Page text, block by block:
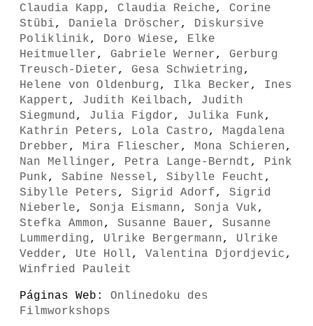
Claudia Kapp, Claudia Reiche, Corine
Stübi, Daniela Dröscher, Diskursive
Poliklinik, Doro Wiese, Elke
Heitmueller, Gabriele Werner, Gerburg
Treusch-Dieter, Gesa Schwietring,
Helene von Oldenburg, Ilka Becker, Ines
Kappert , Judith Keilbach, Judith
Siegmund, Julia Figdor, Julika Funk,
Kathrin Peters, Lola Castro, Magdalena
Drebber, Mira Fliescher, Mona Schieren,
Nan Mellinger, Petra Lange-Berndt , Pink
Punk, Sabine Nessel, Sibylle Feucht ,
Sibylle Peters, Sigrid Adorf, Sigrid
Nieberle, Sonja Eismann, Sonja Vuk,
Stefka Ammon, Susanne Bauer, Susanne
Lummerding, Ulrike Bergermann, Ulrike
Vedder, Ute Holl, Valentina Djordjevic,
Winfried Pauleit
Páginas Web: Onlinedoku des
Filmworkshops